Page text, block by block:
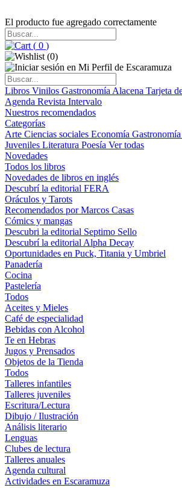
El producto fue agregado correctamente
( 0 )
(0)
Libros Vinilos Gastronomía Alacena Tarjeta
Agenda Revista Intervalo
Nuestros recomendados
Categorías
Arte Ciencias sociales Economía Gastronomía
Juveniles Literatura Poesía Ver todas
Novedades
Todos los libros
Novedades de libros en inglés
Descubrí la editorial FERA
Oráculos y Tarots
Recomendados por Marcos Casas
Cómics y mangas
Descubri la editorial Septimo Sello
Descubrí la editorial Alpha Decay
Oportunidades en Puck, Titania y Umbriel
Panadería
Cocina
Pastelería
Todos
Aceites y Mieles
Café de especialidad
Bebidas con Alcohol
Te en Hebras
Jugos y Prensados
Objetos de la Tienda
Todos
Talleres infantiles
Talleres juveniles
Escritura/Lectura
Dibujo / Ilustración
Análisis literario
Lenguas
Clubes de lectura
Talleres anuales
Agenda cultural
Actividades en Escaramuza